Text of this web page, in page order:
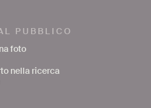
PUBBLICO
foto
nella ricerca